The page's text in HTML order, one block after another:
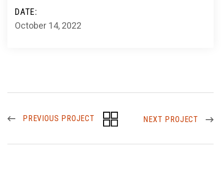
DATE:
October 14, 2022
PREVIOUS PROJECT NEXT PROJECT